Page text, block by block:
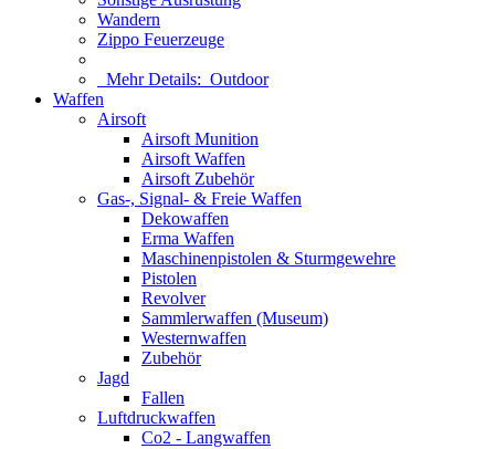
Wandern
Zippo Feuerzeuge
Mehr Details: Outdoor
Waffen
Airsoft
Airsoft Munition
Airsoft Waffen
Airsoft Zubehör
Gas-, Signal- & Freie Waffen
Dekowaffen
Erma Waffen
Maschinenpistolen & Sturmgewehre
Pistolen
Revolver
Sammlerwaffen (Museum)
Westernwaffen
Zubehör
Jagd
Fallen
Luftdruckwaffen
Co2 - Langwaffen